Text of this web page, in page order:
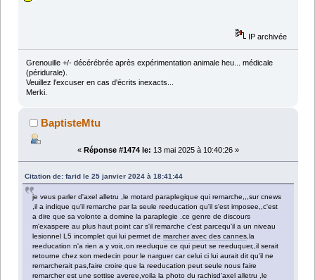
IP archivée
Grenouille +/- décérébrée après expérimentation animale heu... médicale
(péridurale).
Veuillez l'excuser en cas d'écrits inexacts...
Merki.
BaptisteMtu
« Réponse #1474 le: 13 mai 2025 à 10:40:26 »
Citation de: farid le 25 janvier 2024 à 18:41:44
je veus parler d'axel alletru ,le motard paraplegique qui remarche,,,sur cnews
,il a indique qu'il remarche par la seule reeducation qu'il s'est imposee,,c'est
a dire que sa volonte a domine la paraplegie .ce genre de discours
m'exaspere au plus haut point car s'il remarche c'est parcequ'il a un niveau
lesionnel L5 incomplet qui lui permet demarcher avec des cannes ,la
reeducation n'a rien a y voir,,on reeduque ce qui peut se reeduquer,,il serait
retourne chez son medecin pour le narguer car celui ci lui aurait dit qu'il ne
remarcherait pas,faire croire que la reeducation peut seule nous faire
remarcher est une sottise averee,voila la photo du rachisd'axel alletru ,le